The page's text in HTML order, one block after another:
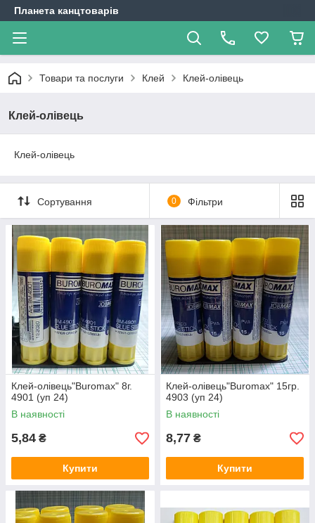
Планета канцтоварів
Товари та послуги Клей Клей-олівець
Клей-олівець
Клей-олівець
Сортування 0 Фільтри
Клей-олівець"Buromax" 8г.
4901 (уп 24)
В наявності
5,84 ₴
Купити
Клей-олівець"Buromax" 15гр.
4903 (уп 24)
В наявності
8,77 ₴
Купити